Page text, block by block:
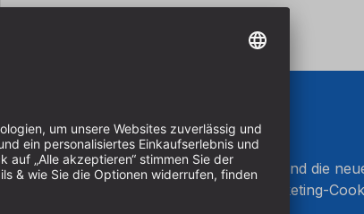
Um unseren Newsletter zu abonnieren und die
Produkten zu erhalten, müssen Sie Marketing-